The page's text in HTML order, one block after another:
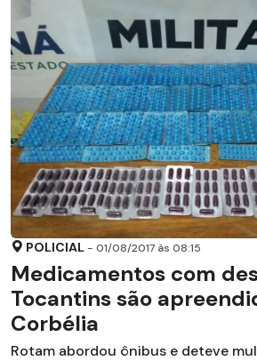
POLICIAL - 01/08/2017 às 08:15
Medicamentos com
Tocantins são
Corbélia
Rotam abordou ônibus e deteve